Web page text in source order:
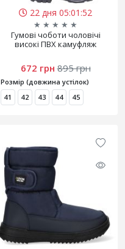
22 дня 05:01:50
★ ★ ★ ★ ★
Гумові чоботи чоловічі
високі ПВХ камуфляж
672 грн 895 грн
Розмір (довжина устілок)
41
42 43 44 45